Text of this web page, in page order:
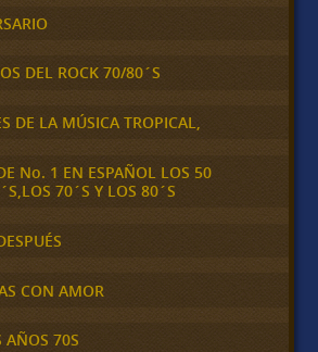
DEL ROCK 70/80´S
DE LA MÚSICA TROPICAL,
No. 1 EN ESPAÑOL LOS 50
70´S Y LOS 80´S
CON AMOR
AÑOS 70S